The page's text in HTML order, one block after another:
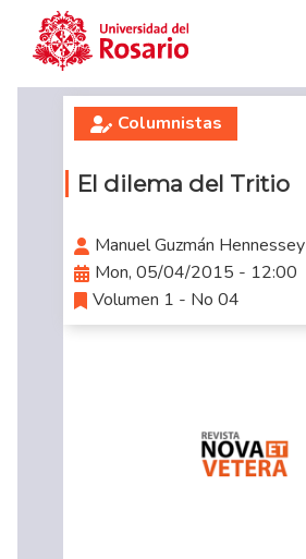
Skip to main content
Columnistas
El dilema del Tritio
Manuel Guzmán Hennessey
Mon, 05/04/2015 - 12:00
Volumen 1 - No 04